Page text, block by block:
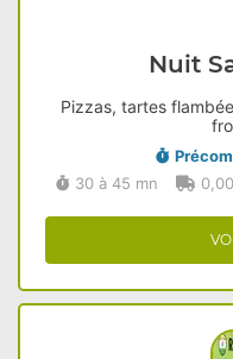
Nuit
Pizzas, tartes
30 à 45 mn